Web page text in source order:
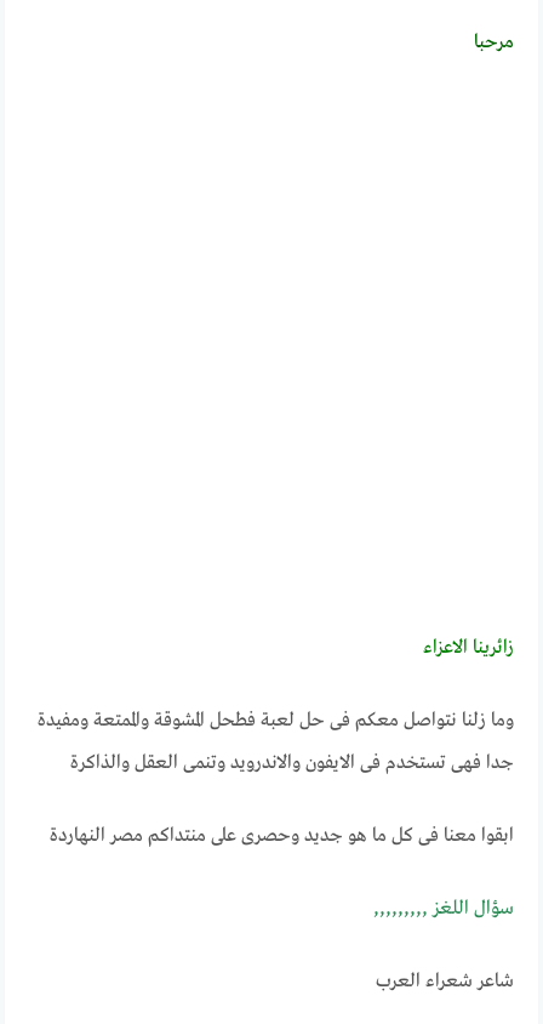
مرحبــــا
زائرينــا الاعـــزاء
وما زلنا نتواصل معكم فى حل لعبة فطحل المشوقة والممتعة ومفيدة
جدا فهى تستخدم فى الايفون والاندرويد وتنمى العقل والذاكرة
ابقوا معنا فى كل ما هو جديد وحصرى على منتداكم مصر النهاردة
ســـؤال اللغـــــز ,,,,,,,,,
شاعر شعراء العرب